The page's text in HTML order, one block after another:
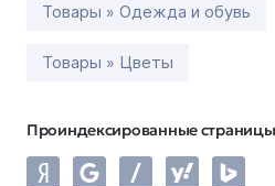
Товары » Одежда и обувь
Товары » Цветы
Проиндексированные страницы